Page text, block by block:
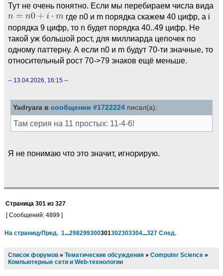
Тут не очень понятно. Если мы перебираем числа вида
где n0 и m порядка скажем 40 цифр, а i
порядка 9 цифр, то n будет порядка 40..49 цифр. Не
такой уж большой рост, для миллиарда цепочек по
одному паттерну. А если n0 и m будут 70-ти значные, то
относительный рост 70->79 знаков ещё меньше.
-- 13.04.2026, 16:15 --
Yadryara в сообщении #1722224 писал(а):
Там серия на 11 простых: 11-4-6!
Я не понимаю что это значит, игнорирую.
Страница 301 из 327
[ Сообщений: 4899 ]
На страницуПред. 1...298299300301302303304...327 След.
Список форумов » Тематические обсуждения » Computer Science »
Компьютерные сети и Web-технологии